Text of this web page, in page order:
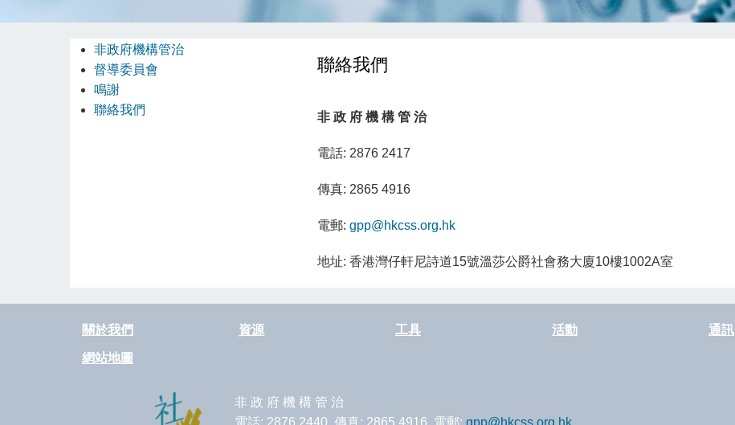
非政府機構管治
督導委員會
鳴謝
聯絡我們
聯絡我們
非 政 府 機 構 管 治
電話: 2876 2417
傳真: 2865 4916
電郵: gpp@hkcss.org.hk
地址: 香港灣仔軒尼詩道15號溫莎公爵社會務大廈10樓1002A室
關於我們 資源 工具 活動 通訊
網站地圖
非 政 府 機 構 管 治
電話: 2876 2440 傳真: 2865 4916 電郵: gpp@hkcss.org.hk